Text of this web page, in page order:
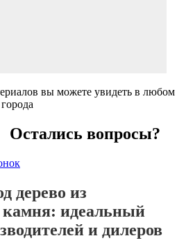
вы можете увидеть в любом
Остались вопросы?
дерево из
камня: идеальный
и дилеров